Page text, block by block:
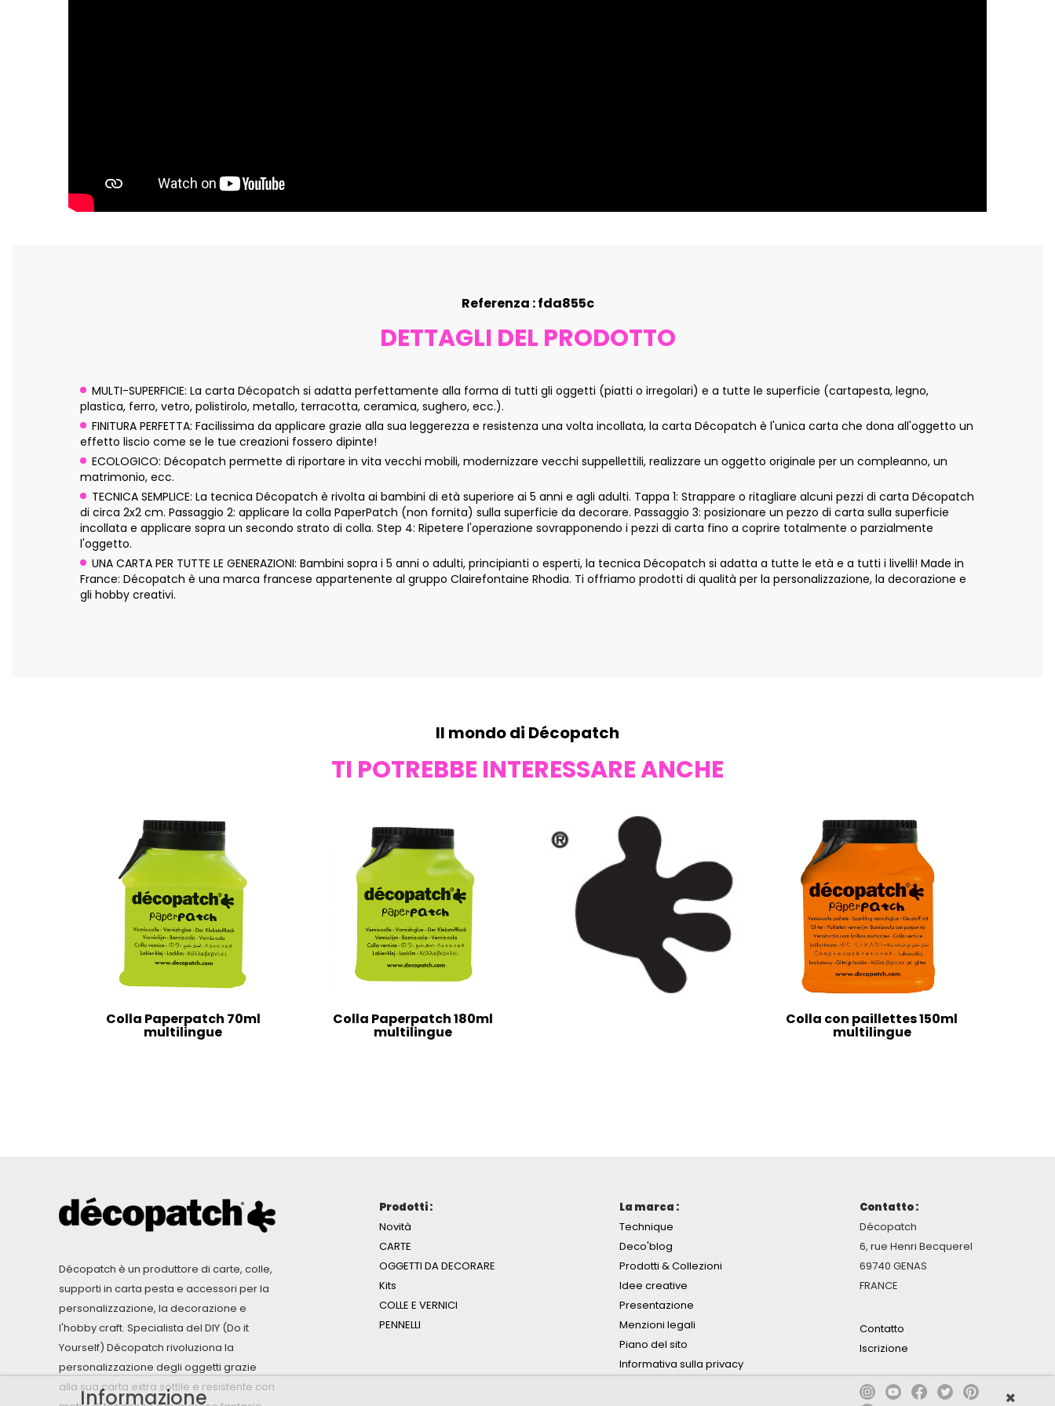
Referenza : fda855c
DETTAGLI DEL PRODOTTO
MULTI-SUPERFICIE: La carta Décopatch si adatta perfettamente alla forma di tutti gli oggetti (piatti o irregolari) e a tutte le superficie (cartapesta, legno,
plastica, ferro, vetro, polistirolo, metallo, terracotta, ceramica, sughero, ecc.).
FINITURA PERFETTA: Facilissima da applicare grazie alla sua leggerezza e resistenza una volta incollata, la carta Décopatch è l'unica carta che dona all'oggetto un
effetto liscio come se le tue creazioni fossero dipinte!
ECOLOGICO: Décopatch permette di riportare in vita vecchi mobili, modernizzare vecchi suppellettili, realizzare un oggetto originale per un compleanno, un
matrimonio, ecc.
TECNICA SEMPLICE: La tecnica Décopatch è rivolta ai bambini di età superiore ai 5 anni e agli adulti. Tappa 1: Strappare o ritagliare alcuni pezzi di carta Décopatch
di circa 2x2 cm. Passaggio 2: applicare la colla PaperPatch (non fornita) sulla superficie da decorare. Passaggio 3: posizionare un pezzo di carta sulla superficie
incollata e applicare sopra un secondo strato di colla. Step 4: Ripetere l'operazione sovrapponendo i pezzi di carta fino a coprire totalmente o parzialmente
l'oggetto.
UNA CARTA PER TUTTE LE GENERAZIONI: Bambini sopra i 5 anni o adulti, principianti o esperti, la tecnica Décopatch si adatta a tutte le età e a tutti i livelli! Made in
France: Décopatch è una marca francese appartenente al gruppo Clairefontaine Rhodia. Ti offriamo prodotti di qualità per la personalizzazione, la decorazione e
gli hobby creativi.
Il mondo di Décopatch
TI POTREBBE INTERESSARE ANCHE
Colla Paperpatch 70ml
multilingue
Colla Paperpatch 180ml
multilingue
Colla con paillettes 150ml
multilingue
Décopatch è un produttore di carte, colle,
supporti in carta pesta e accessori per la
personalizzazione, la decorazione e
l'hobby craft. Specialista del DIY (Do it
Yourself) Décopatch rivoluziona la
personalizzazione degli oggetti grazie
alla sua carta extra sottile e resistente con
Prodotti :
Novità
CARTE
OGGETTI DA DECORARE
Kits
COLLE E VERNICI
PENNELLI
La marca :
Technique
Deco'blog
Prodotti & Collezioni
Idee creative
Presentazione
Menzioni legali
Piano del sito
Informativa sulla privacy
Contatto :
Décopatch
6, rue Henri Becquerel
69740 GENAS
FRANCE
Contatto
Iscrizione
Informazione